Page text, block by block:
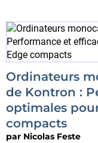
Ordinateurs
de Kontron :
optimales
compacts
par Nicolas Feste